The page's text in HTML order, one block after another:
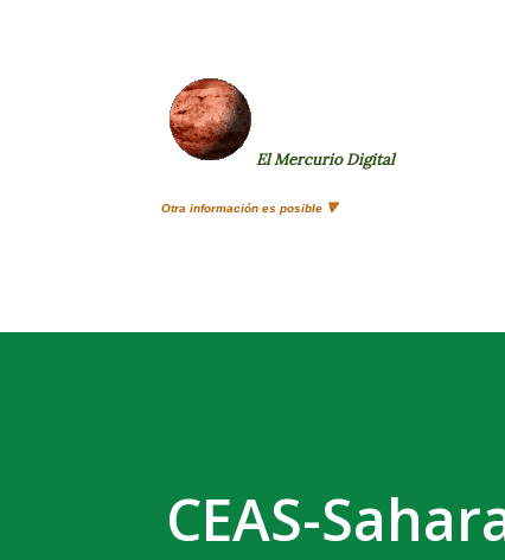
El Mercurio Digital
Otra información es posible 🔻
CEAS-